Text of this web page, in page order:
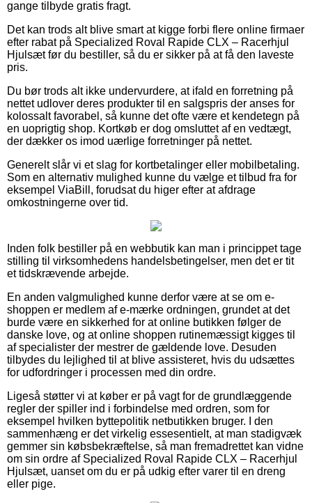
gange tilbyde gratis fragt.
Det kan trods alt blive smart at kigge forbi flere online firmaer
efter rabat på Specialized Roval Rapide CLX – Racerhjul
Hjulsæt før du bestiller, så du er sikker på at få den laveste
pris.
Du bør trods alt ikke undervurdere, at ifald en forretning på
nettet udlover deres produkter til en salgspris der anses for
kolossalt favorabel, så kunne det ofte være et kendetegn på
en uoprigtig shop. Kortkøb er dog omsluttet af en vedtægt,
der dækker os imod uærlige forretninger på nettet.
Generelt slår vi et slag for kortbetalinger eller mobilbetaling.
Som en alternativ mulighed kunne du vælge et tilbud fra for
eksempel ViaBill, forudsat du higer efter at afdrage
omkostningerne over tid.
Inden folk bestiller på en webbutik kan man i princippet tage
stilling til virksomhedens handelsbetingelser, men det er tit
et tidskrævende arbejde.
En anden valgmulighed kunne derfor være at se om e-
shoppen er medlem af e-mærke ordningen, grundet at det
burde være en sikkerhed for at online butikken følger de
danske love, og at online shoppen rutinemæssigt kigges til
af specialister der mestrer de gældende love. Desuden
tilbydes du lejlighed til at blive assisteret, hvis du udsættes
for udfordringer i processen med din ordre.
Ligeså støtter vi at køber er på vagt for de grundlæggende
regler der spiller ind i forbindelse med ordren, som for
eksempel hvilken byttepolitik netbutikken bruger. I den
sammenhæng er det virkelig essesentielt, at man stadigvæk
gemmer sin købsbekræftelse, så man fremadrettet kan vidne
om sin ordre af Specialized Roval Rapide CLX – Racerhjul
Hjulsæt, uanset om du er på udkig efter varer til en dreng
eller pige.